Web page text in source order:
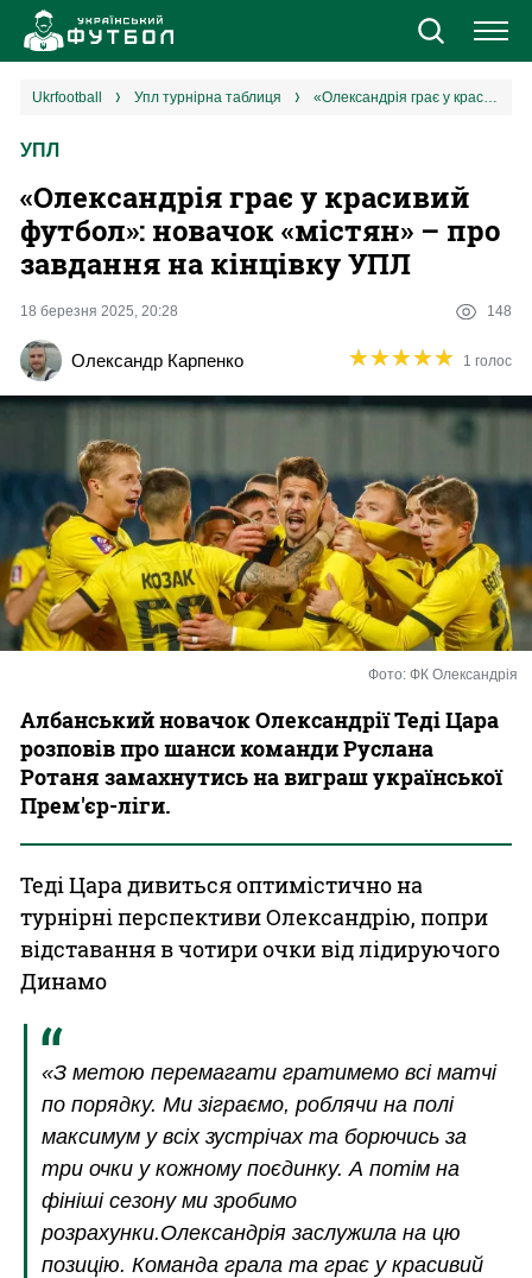
Новини
Єврокубки
УПЛ
2 ліга
Різне
Букмекери
Казино
ukrfootball упл турнірна таблиця «Олександрія грає у красивий футбол»: новачок «містян» – про завдання на кінцівку УПЛ
УПЛ
«Олександрія грає у красивий
футбол»: новачок «містян» – про
завдання на кінцівку УПЛ
18 березня 2025, 20:28 148
Олександр Карпенко ★★★★★
★★★★★ 1 голос
Фото: ФК Олександрія
Албанський новачок Олександрії Теді Цара
розповів про шанси команди Руслана
Ротаня замахнутись на виграш української
Прем'єр-ліги.
Теді Цара дивиться оптимістично на
турнірні перспективи Олександрію, попри
відставання в чотири очки від лідируючого
Динамо
«З метою перемагати гратимемо всі матчі
по порядку. Ми зіграємо, роблячи на полі
максимум у всіх зустрічах та борючись за
три очки у кожному поєдинку. А потім на
фініші сезону ми зробимо
розрахунки.Олександрія заслужила на цю
позицію. Команда грала та грає у красивий